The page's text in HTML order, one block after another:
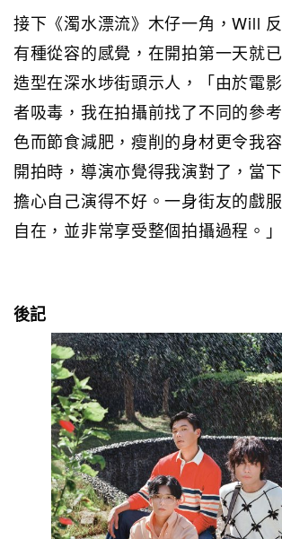
接下《濁水漂流》木仔一角，Will
有種從容的感覺，在開拍第一天就
造型在深水埗街頭示人，「由於電
者吸毒，我在拍攝前找了不同的參
色而節食減肥，瘦削的身材更令我
開拍時，導演亦覺得我演對了，當
擔心自己演得不好。一身街友的戲
自在，並非常享受整個拍攝過程。」
後記